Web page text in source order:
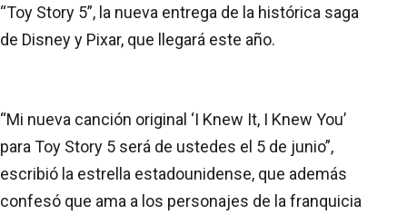
“Toy Story 5”, la nueva entrega de la histórica saga
de Disney y Pixar, que llegará este año.
“Mi nueva canción original ‘I Knew It, I Knew You’
para Toy Story 5 será de ustedes el 5 de junio”,
escribió la estrella estadounidense, que además
confesó que ama a los personajes de la franquicia